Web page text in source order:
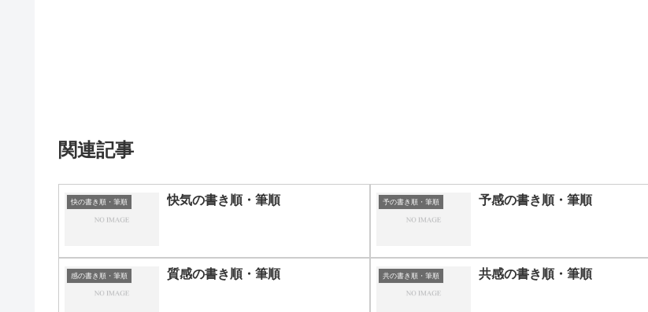
関連記事
快の書き順・筆順 快気の書き順・筆順 予の書き順・筆順 予感の書き順・筆順
感の書き順・筆順 質感の書き順・筆順 共の書き順・筆順 共感の書き順・筆順